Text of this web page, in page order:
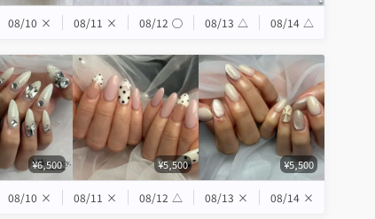
08/10 × 08/11 × 08/12 ◯ 08/13 △ 08/14 △
¥6,500 ¥5,500 ¥5,500
08/10 × 08/11 × 08/12 △ 08/13 × 08/14 ×